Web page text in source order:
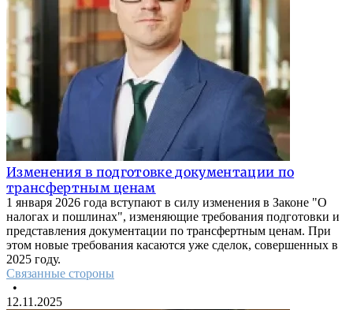
Изменения в подготовке документации по
трансфертным ценам
1 января 2026 года вступают в силу изменения в Законе "О
налогах и пошлинах", изменяющие требования подготовки и
представления документации по трансфертным ценам. При
этом новые требования касаются уже сделок, совершенных в
2025 году.
Связанные стороны
•
12.11.2025